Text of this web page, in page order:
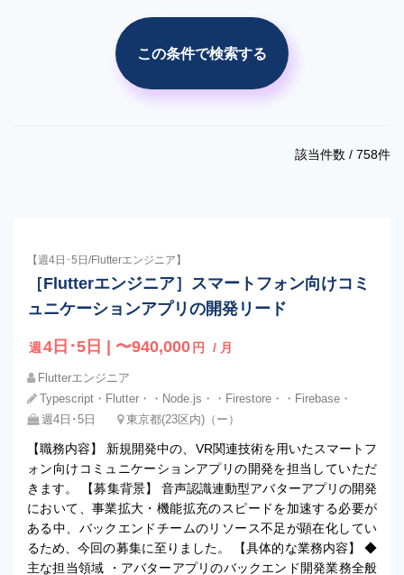
市場調査・分析 競合調査・分析
この条件で検索する
該当件数 / 758件
【週4日･5日/Flutterエンジニア】
［Flutterエンジニア］スマートフォン向けコミ
ュニケーションアプリの開発リード
週 4日･5日 | 〜940,000 円 / 月
Flutterエンジニア
Typescript・Flutter・・Node.js・・Firestore・・Firebase・
週4日･5日
東京都(23区内)（ー）
【職務内容】 新規開発中の、VR関連技術を用いたスマートフ
ォン向けコミュニケーションアプリの開発を担当していただ
きます。 【募集背景】 音声認識連動型アバターアプリの開発
において、事業拡大・機能拡充のスピードを加速する必要が
ある中、バックエンドチームのリソース不足が顕在化してい
るため、今回の募集に至りました。 【具体的な業務内容】 ◆
主な担当領域 ・アバターアプリのバックエンド開発業務全般